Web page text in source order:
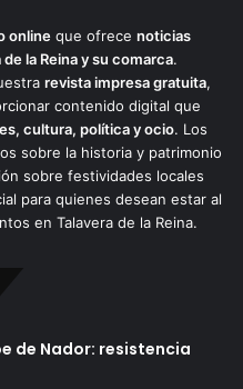
online que ofrece noticias
la Reina y su comarca.
revista impresa gratuita,
contenido digital que
cultura, política y ocio. Los
sobre la historia y patrimonio
sobre festividades locales
para quienes desean estar al
en Talavera de la Reina.
de Nador: resistencia